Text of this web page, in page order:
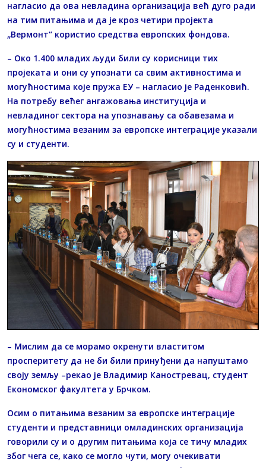
нагласио да ова невладина организација већ дуго ради
на тим питањима и да је кроз четири пројекта
„Вермонт“ користио средства европских фондова.
– Око 1.400 младих људи били су корисници тих
пројеката и они су упознати са свим активностима и
могућностима које пружа ЕУ – нагласио је Раденковић.
На потребу већег ангажовања институција и
невладиног сектора на упознавању са обавезама и
могућностима везаним за европске интеграције указали
су и студенти.
– Мислим да се морамо окренути властитом
просперитету да не би били принуђени да напуштамо
своју земљу –рекао је Владимир Каностревац, студент
Економског факултета у Брчком.
Осим о питањима везаним за европске интеграције
студенти и представници омладинских организација
говорили су и о другим питањима која се тичу младих
због чега се, како се могло чути, могу очекивати